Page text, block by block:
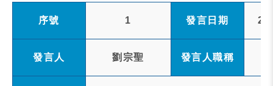
序號 1 發言日期
發言人 劉宗聖 發言人職稱